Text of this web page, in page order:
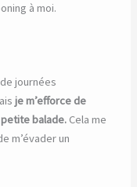
à moi.
journées
je m’efforce de
balade. Cela me
m’évader un